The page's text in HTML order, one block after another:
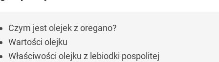
Czym jest olejek z oregano?
Wartości olejku
Właściwości olejku z lebiodki pospolitej